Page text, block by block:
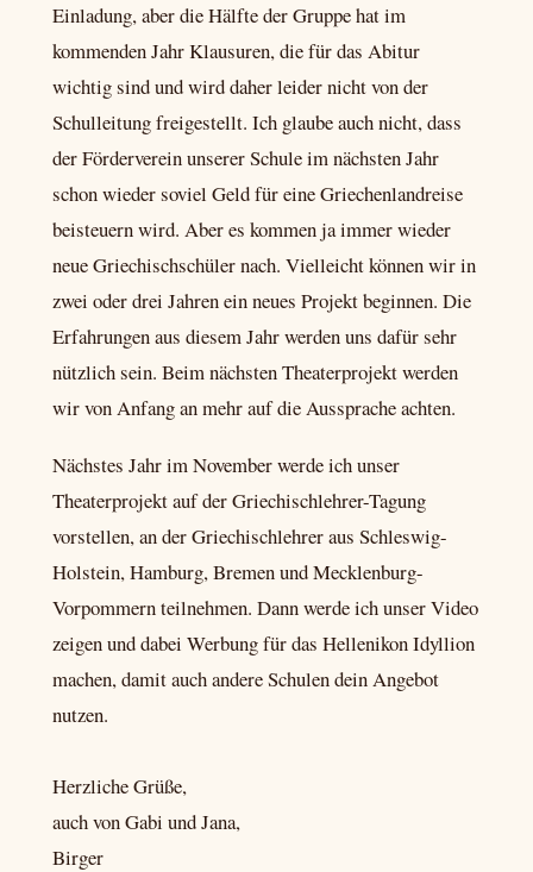
Einladung, aber die Hälfte der Gruppe hat im
kommenden Jahr Klausuren, die für das Abitur
wichtig sind und wird daher leider nicht von der
Schulleitung freigestellt. Ich glaube auch nicht, dass
der Förderverein unserer Schule im nächsten Jahr
schon wieder soviel Geld für eine Griechenlandreise
beisteuern wird. Aber es kommen ja immer wieder
neue Griechischschüler nach. Vielleicht können wir in
zwei oder drei Jahren ein neues Projekt beginnen. Die
Erfahrungen aus diesem Jahr werden uns dafür sehr
nützlich sein. Beim nächsten Theaterprojekt werden
wir von Anfang an mehr auf die Aussprache achten.
Nächstes Jahr im November werde ich unser
Theaterprojekt auf der Griechischlehrer-Tagung
vorstellen, an der Griechischlehrer aus Schleswig-
Holstein, Hamburg, Bremen und Mecklenburg-
Vorpommern teilnehmen. Dann werde ich unser Video
zeigen und dabei Werbung für das Hellenikon Idyllion
machen, damit auch andere Schulen dein Angebot
nutzen.
Herzliche Grüße,
auch von Gabi und Jana,
Birger